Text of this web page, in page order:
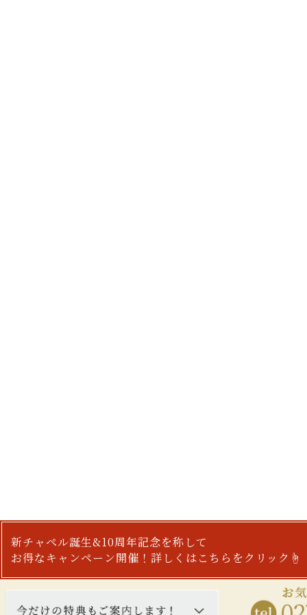
新チャペル誕生&10周年記念を称して
お得なキャンペーン開催！詳しくはこちらをクリック☝︎